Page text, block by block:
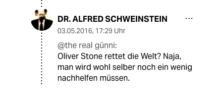
DR. ALFRED SCHWEINSTEIN
03.05.2016, 17:29 Uhr
@the real günni:
Oliver Stone rettet die Welt? Naja,
man wird wohl selber noch ein wenig
nachhelfen müssen.